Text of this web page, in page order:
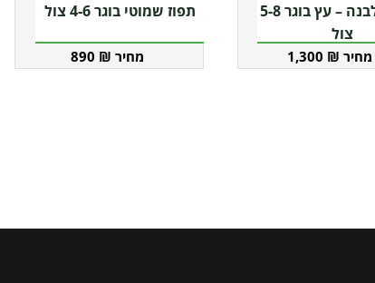
פומלה לבנה – עץ בוגר 5-8
צול
1,300 ₪
תפוז שמוטי בוגר 4-6 צול
890 ₪